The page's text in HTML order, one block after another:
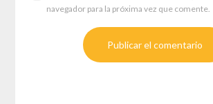
navegador para la próxima vez que comente.